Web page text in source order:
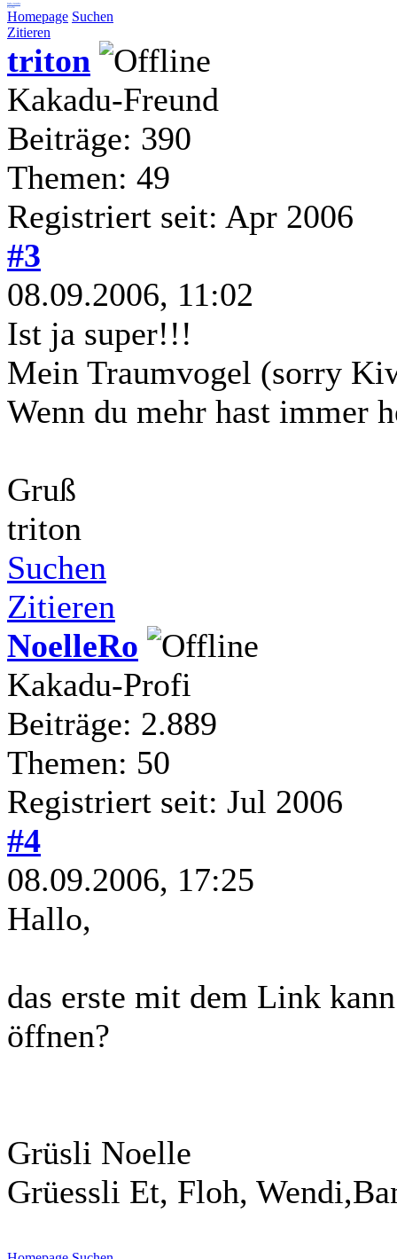
liebe Grüße
Coala
Homepage Suchen
Zitieren
triton
Kakadu-Freund
Beiträge: 390
Themen: 49
Registriert seit: Apr 2006
#3
08.09.2006, 11:02
Ist ja super!!!
Mein Traumvogel (sorry
Wenn du mehr hast immer
Gruß
triton
Suchen
Zitieren
NoelleRo
Kakadu-Profi
Beiträge: 2.889
Themen: 50
Registriert seit: Jul 2006
#4
08.09.2006, 17:25
Hallo,
das erste mit dem Link
öffnen?
Grüsli Noelle
Grüessli Et, Floh,